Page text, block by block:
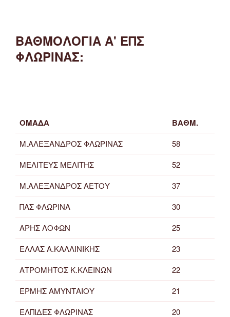
ΒΑΘΜΟΛΟΓΙΑ Α' ΕΠΣ
ΦΛΩΡΙΝΑΣ:
ΟΜΑΔΑ ΒΑΘΜ.
Μ.ΑΛΕΞΑΝΔΡΟΣ ΦΛΩΡΙΝΑΣ
58
ΜΕΛΙΤΕΥΣ ΜΕΛΙΤΗΣ
52
Μ.ΑΛΕΞΑΝΔΡΟΣ ΑΕΤΟΥ
37
ΠΑΣ ΦΛΩΡΙΝΑ
30
ΑΡΗΣ ΛΟΦΩΝ
25
ΕΛΛΑΣ Α.ΚΑΛΛΙΝΙΚΗΣ
23
ΑΤΡΟΜΗΤΟΣ Κ.ΚΛΕΙΝΩΝ
22
ΕΡΜΗΣ ΑΜΥΝΤΑΙΟΥ
21
ΕΛΠΙΔΕΣ ΦΛΩΡΙΝΑΣ
20